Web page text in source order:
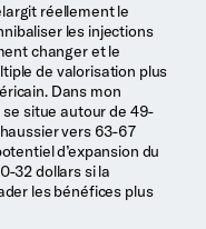
réellement le
les injections
changer et le
de valorisation plus
Dans mon
situe autour de 49-
vers 63-67
d’expansion du
32 dollars si la
les bénéfices plus